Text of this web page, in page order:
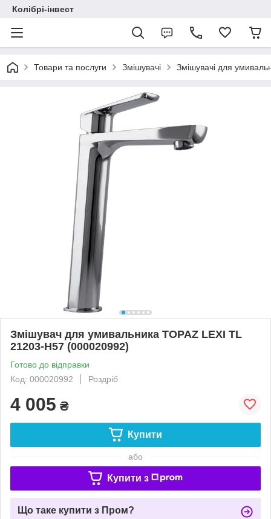
Колібрі-інвест
Товари та послуги Змішувачі Змішувачі для
Змішувач для умивальника TOPAZ LEXI TL
21203-H57 (000020992)
Готово до відправки
Код: 000020992
Роздріб
4 005 ₴
Купити
або
Купити з
Що таке купити з Пром?